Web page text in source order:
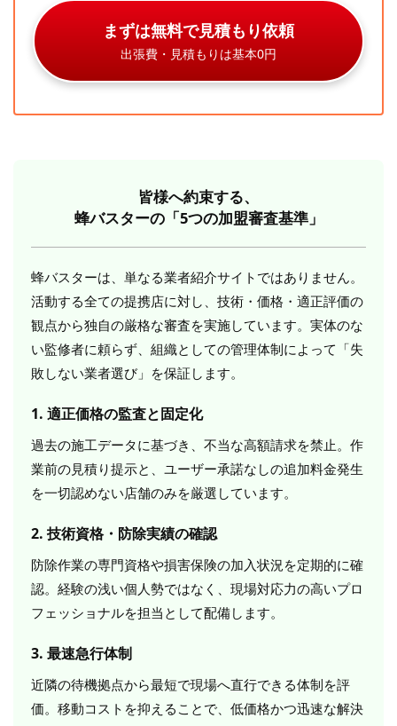
まずは無料で見積もり依頼
出張費・見積もりは基本0円
皆様へ約束する、
蜂バスターの「5つの加盟審査基準」
蜂バスターは、単なる業者紹介サイトではありません。
活動する全ての提携店に対し、技術・価格・適正評価の
観点から独自の厳格な審査を実施しています。実体のな
い監修者に頼らず、組織としての管理体制によって「失
敗しない業者選び」を保証します。
1. 適正価格の監査と固定化
過去の施工データに基づき、不当な高額請求を禁止。作
業前の見積り提示と、ユーザー承諾なしの追加料金発生
を一切認めない店舗のみを厳選しています。
2. 技術資格・防除実績の確認
防除作業の専門資格や損害保険の加入状況を定期的に確
認。経験の浅い個人勢ではなく、現場対応力の高いプロ
フェッショナルを担当として配備します。
3. 最速急行体制
近隣の待機拠点から最短で現場へ直行できる体制を評
価。移動コストを抑えることで、低価格かつ迅速な解決